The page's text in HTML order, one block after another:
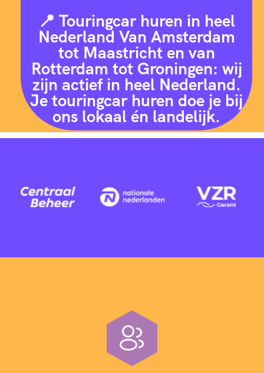
📍 Touringcar huren in heel
Nederland Van Amsterdam
tot Maastricht en van
Rotterdam tot Groningen: wij
zijn actief in heel Nederland.
Je touringcar huren doe je bij
ons lokaal én landelijk.